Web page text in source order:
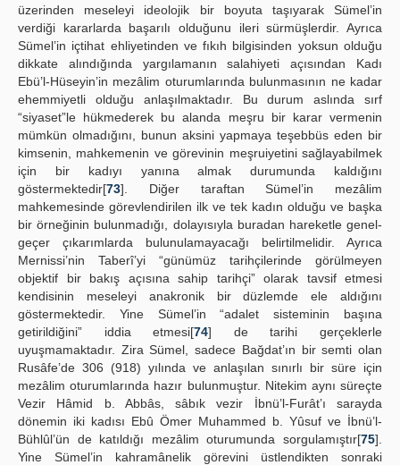
üzerinden meseleyi ideolojik bir boyuta taşıyarak Sümel’in
verdiği kararlarda başarılı olduğunu ileri sürmüşlerdir. Ayrıca
Sümel’in içtihat ehliyetinden ve fıkıh bilgisinden yoksun olduğu
dikkate alındığında yargılamanın salahiyeti açısından Kadı
Ebü’l-Hüseyin’in mezâlim oturumlarında bulunmasının ne kadar
ehemmiyetli olduğu anlaşılmaktadır. Bu durum aslında sırf
“siyaset”le hükmederek bu alanda meşru bir karar vermenin
mümkün olmadığını, bunun aksini yapmaya teşebbüs eden bir
kimsenin, mahkemenin ve görevinin meşruiyetini sağlayabilmek
için bir kadıyı yanına almak durumunda kaldığını
göstermektedir[73]. Diğer taraftan Sümel’in mezâlim
mahkemesinde görevlendirilen ilk ve tek kadın olduğu ve başka
bir örneğinin bulunmadığı, dolayısıyla buradan hareketle genel-
geçer çıkarımlarda bulunulamayacağı belirtilmelidir. Ayrıca
Mernissi’nin Taberî’yi “günümüz tarihçilerinde görülmeyen
objektif bir bakış açısına sahip tarihçi” olarak tavsif etmesi
kendisinin meseleyi anakronik bir düzlemde ele aldığını
göstermektedir. Yine Sümel’in “adalet sisteminin başına
getirildiğini” iddia etmesi[74] de tarihi gerçeklerle
uyuşmamaktadır. Zira Sümel, sadece Bağdat’ın bir semti olan
Rusâfe’de 306 (918) yılında ve anlaşılan sınırlı bir süre için
mezâlim oturumlarında hazır bulunmuştur. Nitekim aynı süreçte
Vezir Hâmid b. Abbâs, sâbık vezir İbnü’l-Furât’ı sarayda
dönemin iki kadısı Ebû Ömer Muhammed b. Yûsuf ve İbnü’l-
Bühlûl’ün de katıldığı mezâlim oturumunda sorgulamıştır[75].
Yine Sümel’in kahramânelik görevini üstlendikten sonraki